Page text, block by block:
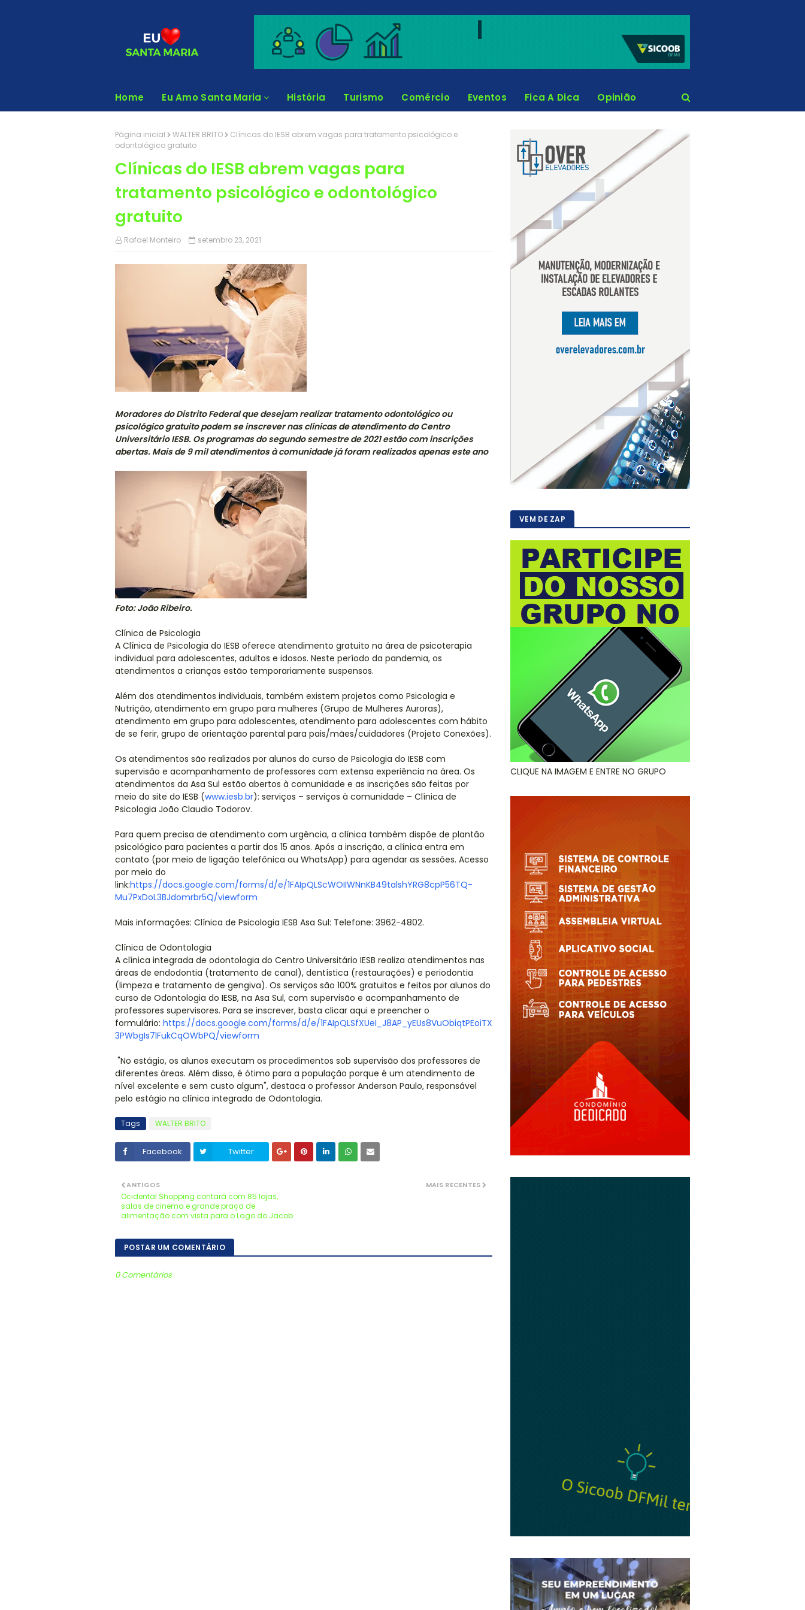
Home Eu Amo Santa Maria História Turismo Comércio Eventos Fica A Dica Opinião
Página inicial WALTER BRITO
Clínicas do IESB abrem vagas para tratamento psicológico e
odontológico gratuito
Clínicas do IESB abrem vagas para
tratamento psicológico e odontológico
gratuito
Rafael Monteiro setembro 23, 2021
Moradores do Distrito Federal que desejam realizar tratamento odontológico ou
psicológico gratuito podem se inscrever nas clínicas de atendimento do Centro
Universitário IESB. Os programas do segundo semestre de 2021 estão com inscrições
abertas. Mais de 9 mil atendimentos à comunidade já foram realizados apenas este ano
Foto: João Ribeiro.
Clínica de Psicologia
A Clínica de Psicologia do IESB oferece atendimento gratuito na área de psicoterapia
individual para adolescentes, adultos e idosos. Neste período da pandemia, os
atendimentos a crianças estão temporariamente suspensos.
Além dos atendimentos individuais, também existem projetos como Psicologia e
Nutrição, atendimento em grupo para mulheres (Grupo de Mulheres Auroras),
atendimento em grupo para adolescentes, atendimento para adolescentes com hábito
de se ferir, grupo de orientação parental para pais/mães/cuidadores (Projeto Conexões).
Os atendimentos são realizados por alunos do curso de Psicologia do IESB com
supervisão e acompanhamento de professores com extensa experiência na área. Os
atendimentos da Asa Sul estão abertos à comunidade e as inscrições são feitas por
meio do site do IESB (www.iesb.br): serviços – serviços à comunidade – Clínica de
Psicologia João Claudio Todorov.
Para quem precisa de atendimento com urgência, a clínica também dispõe de plantão
psicológico para pacientes a partir dos 15 anos. Após a inscrição, a clínica entra em
contato (por meio de ligação telefônica ou WhatsApp) para agendar as sessões. Acesso
por meio do
link:https://docs.google.com/forms/d/e/1FAIpQLScWOIIWNnKB49talshYRG8cpP56TQ-
Mu7PxDoL3BJdomrbr5Q/viewform
Mais informações: Clínica de Psicologia IESB Asa Sul: Telefone: 3962-4802.
Clínica de Odontologia
A clínica integrada de odontologia do Centro Universitário IESB realiza atendimentos nas
áreas de endodontia (tratamento de canal), dentística (restaurações) e periodontia
(limpeza e tratamento de gengiva). Os serviços são 100% gratuitos e feitos por alunos do
curso de Odontologia do IESB, na Asa Sul, com supervisão e acompanhamento de
professores supervisores. Para se inscrever, basta clicar aqui e preencher o
formulário: https://docs.google.com/forms/d/e/1FAIpQLSfXUeI_J8AP_yEUs8VuObiqtPEoiTX
3PWbgIs7lFukCqOWbPQ/viewform
"No estágio, os alunos executam os procedimentos sob supervisão dos professores de
diferentes áreas. Além disso, é ótimo para a população porque é um atendimento de
nível excelente e sem custo algum", destaca o professor Anderson Paulo, responsável
pelo estágio na clínica integrada de Odontologia.
Tags WALTER BRITO
Facebook Twitter
MAIS RECENTES
ANTIGOS
Ocidental Shopping contará com 85 lojas,
salas de cinema e grande praça de
alimentação com vista para o Lago do Jacob
POSTAR UM COMENTÁRIO
0 Comentários
VEM DE ZAP
CLIQUE NA IMAGEM E ENTRE NO GRUPO